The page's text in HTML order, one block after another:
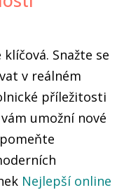
Snažte se
v reálném
příležitosti
umožní nové
Nejlepší online